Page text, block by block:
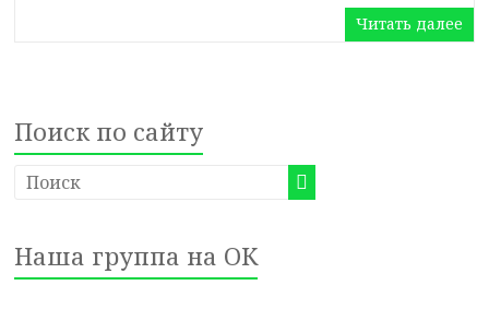
Читать далее
Поиск по сайту
Наша группа на ОК